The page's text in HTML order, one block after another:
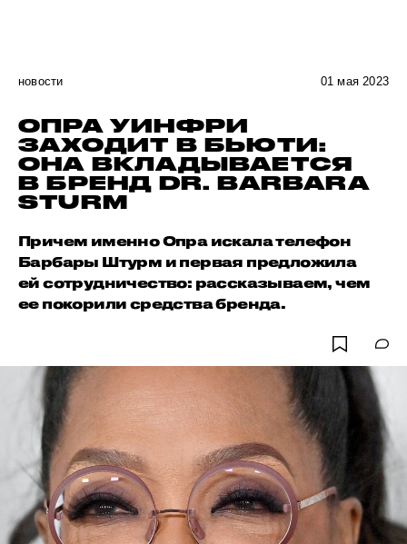
новости 01 мая 2023
ОПРА УИНФРИ
ЗАХОДИТ В БЬЮТИ:
ОНА ВКЛАДЫВАЕТСЯ
В БРЕНД DR. BARBARA
STURM
Причем именно Опра искала телефон
Барбары Штурм и первая предложила
ей сотрудничество: рассказываем, чем
ее покорили средства бренда.